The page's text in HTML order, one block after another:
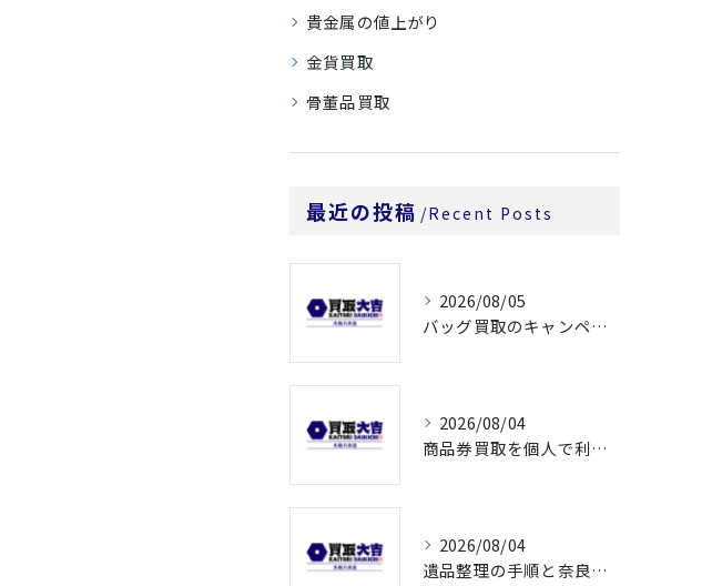
貴金属の値上がり
金貨買取
骨董品買取
最近の投稿 Recent Posts
2026/08/05
バッグ買取のキャンペーンで奈良県橿原市でお得に売るための条件と注意点徹底ガイド
2026/08/04
商品券買取を個人で利用する際の奈良県橿原市で知っておきたい高換金ポイント
2026/08/04
遺品整理の手順と奈良県橿原市で無駄なく片付ける方法とごみ処分ポイント